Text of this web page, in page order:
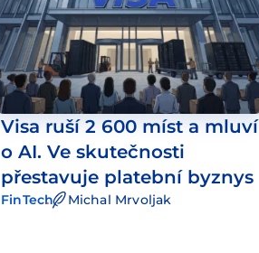
Visa ruší 2 600 míst a mluví
o AI. Ve skutečnosti
přestavuje platební byznys
FinTech Michal Mrvoljak